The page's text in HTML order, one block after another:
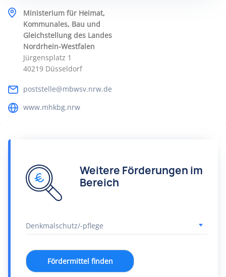
Ministerium für Heimat,
Kommunales, Bau und
Gleichstellung des Landes
Nordrhein-Westfalen
Jürgensplatz 1
40219 Düsseldorf
poststelle@mbwsv.nrw.de
www.mhkbg.nrw
Weitere Förderungen im
Bereich
Fördermittel finden